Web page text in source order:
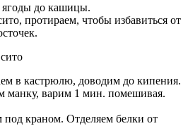
ягоды до кашицы.
протираем, чтобы избавиться от
в кастрюлю, доводим до кипения.
манку, варим 1 мин. помешивая.
краном. Отделяем белки от